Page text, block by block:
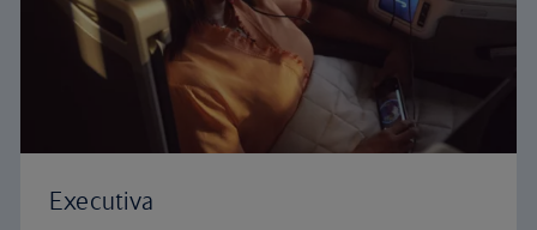
Executiva